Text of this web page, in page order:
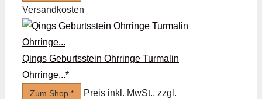
Versandkosten
Qings Geburtsstein Ohrringe Turmalin
Ohrringe...*
Zum Shop *
Preis inkl. MwSt., zzgl.